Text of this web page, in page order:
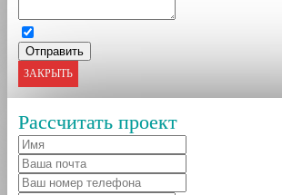
ЗАКРЫТЬ
Рассчитать проект